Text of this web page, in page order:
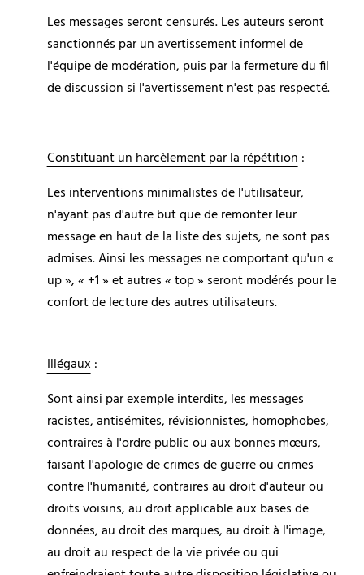
Les messages seront censurés. Les auteurs seront
sanctionnés par un avertissement informel de
l'équipe de modération, puis par la fermeture du fil
de discussion si l'avertissement n'est pas respecté.
Constituant un harcèlement par la répétition :
Les interventions minimalistes de l'utilisateur,
n'ayant pas d'autre but que de remonter leur
message en haut de la liste des sujets, ne sont pas
admises. Ainsi les messages ne comportant qu'un «
up », « +1 » et autres « top » seront modérés pour le
confort de lecture des autres utilisateurs.
Illégaux :
Sont ainsi par exemple interdits, les messages
racistes, antisémites, révisionnistes, homophobes,
contraires à l'ordre public ou aux bonnes mœurs,
faisant l'apologie de crimes de guerre ou crimes
contre l'humanité, contraires au droit d'auteur ou
droits voisins, au droit applicable aux bases de
données, au droit des marques, au droit à l'image,
au droit au respect de la vie privée ou qui